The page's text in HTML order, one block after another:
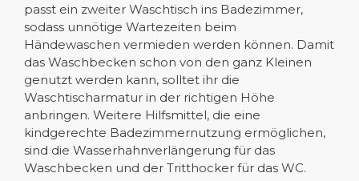
passt ein zweiter Waschtisch ins Badezimmer,
sodass unnötige Wartezeiten beim
Händewaschen vermieden werden können. Damit
das Waschbecken schon von den ganz Kleinen
genutzt werden kann, solltet ihr die
Waschtischarmatur in der richtigen Höhe
anbringen. Weitere Hilfsmittel, die eine
kindgerechte Badezimmernutzung ermöglichen,
sind die Wasserhahnverlängerung für das
Waschbecken und der Tritthocker für das WC.